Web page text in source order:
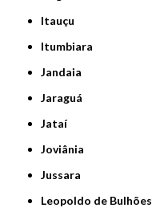
Itauçu
Itumbiara
Jandaia
Jaraguá
Jataí
Joviânia
Jussara
Leopoldo de Bulhões